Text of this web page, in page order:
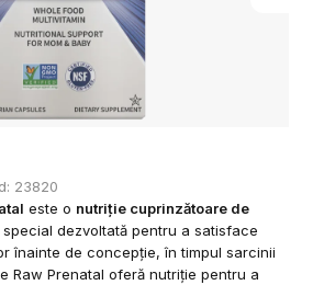
23820
este o nutriție cuprinzătoare de
dezvoltată pentru a satisface
înainte de concepție, în timpul sarcinii
Raw Prenatal oferă nutriție pentru a